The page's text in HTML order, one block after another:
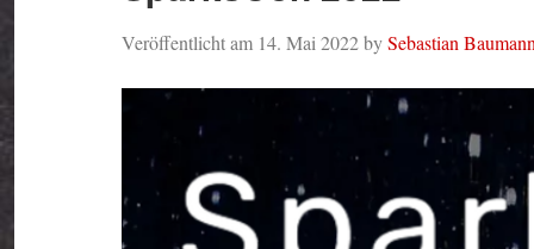
Veröffentlicht am 14. Mai 2022bySebastian